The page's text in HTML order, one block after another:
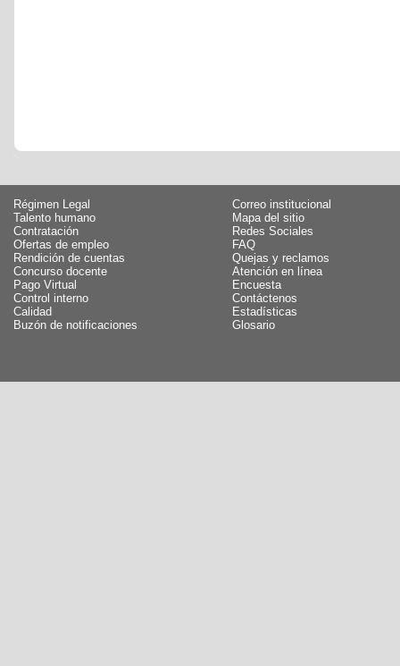
Régimen Legal
Talento humano
Contratación
Ofertas de empleo
Rendición de cuentas
Concurso docente
Pago Virtual
Control interno
Calidad
Buzón de notificaciones
Correo institucional
Mapa del sitio
Redes Sociales
FAQ
Quejas y reclamos
Atención en línea
Encuesta
Contáctenos
Estadísticas
Glosario